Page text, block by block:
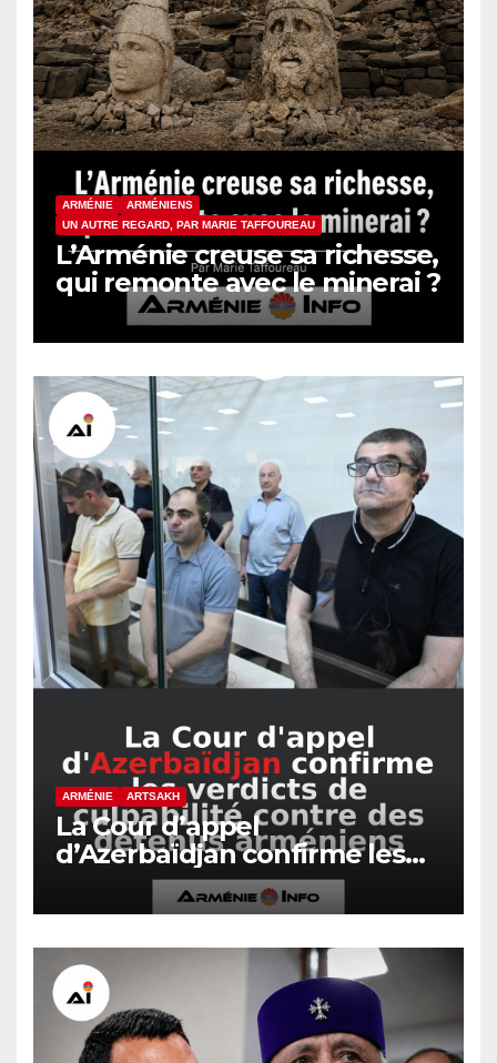
ARMÉNIE
ARMÉNIENS
UN AUTRE REGARD, PAR MARIE TAFFOUREAU
L’Arménie creuse sa richesse,
qui remonte avec le minerai ?
ARMÉNIE ARTSAKH
La Cour d’appel
d’Azerbaïdjan confirme les
verdicts de culpabilité contre
des détenus arméniens